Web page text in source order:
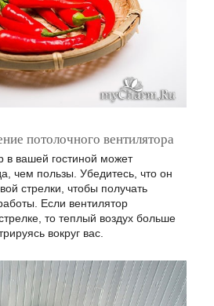
потолочного вентилятора
в вашей гостиной может
чем пользы. Убедитесь, что он
стрелки, чтобы получать
Если вентилятор
то теплый воздух больше
вокруг вас.